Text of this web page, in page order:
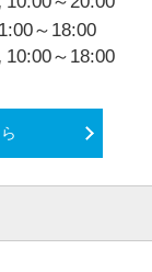
～18:00
10:00～18:00